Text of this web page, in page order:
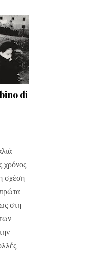
di
χρόνος
σχέση
στη